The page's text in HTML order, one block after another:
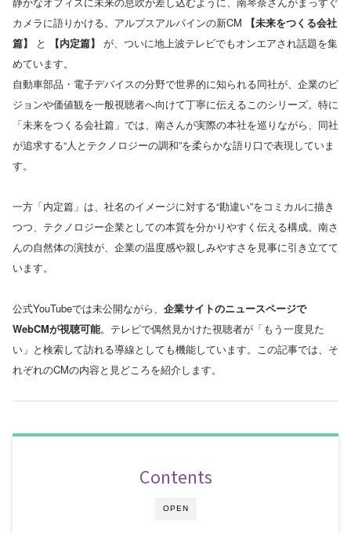
カメラに語りかける。アルプスアルパインの新CM
【未来をつくる会社
篇】
と 【内定篇】 が、ついに地上波テレビでもオンエアされ話題を集
めています。
自動車部品・電子デバイスの分野で世界的に知られる同社が、企業のビ
ジョンや価値観を一般視聴者へ向けて丁寧に伝えるこのシリーズ。特に
「未来をつくる会社篇」では、南さんが実際の本社を巡りながら、同社
が追求する“人とテクノロジーの調和”を柔らかな語り口で表現していま
す。
一方「内定篇」は、社名のイメージに対する“勘違い”をコミカルに描き
つつ、テクノロジー企業としての本質を分かりやすく伝える構成。南さ
んの自然体の演技が、企業の温度感や親しみやすさを見事に引き立てて
います。
公式YouTubeでは未公開ながら、 企業サイトのニュースページで
WebCMが視聴可能。テレビで偶然見かけた視聴者が「もう一度見た
い」と検索して訪れる導線としても機能しています。この記事では、そ
れぞれのCMの内容と見どころを紹介します。
OPEN
Contents